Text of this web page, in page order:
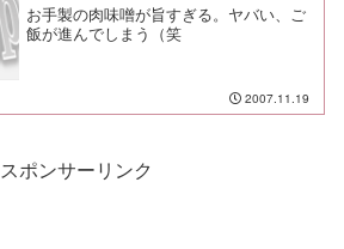
お手製の肉味噌が旨すぎる。ヤバい、ご
飯が進んでしまう（笑
2007.11.19
スポンサーリンク